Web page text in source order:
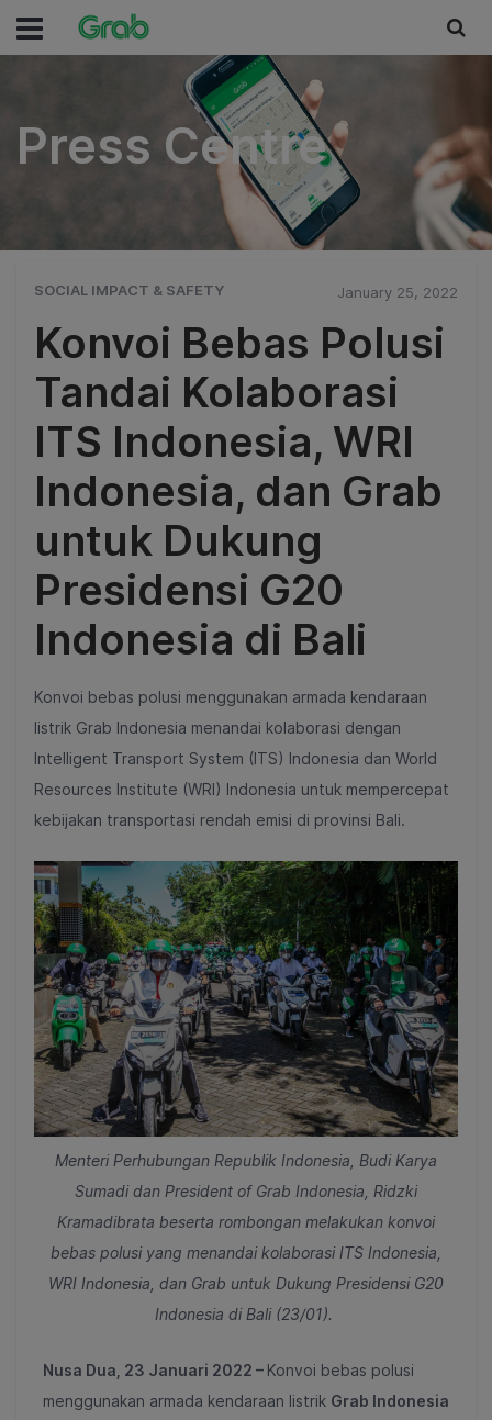
Press Centre
Press Centre
SOCIAL IMPACT & SAFETY January 25, 2022
Konvoi Bebas Polusi
Tandai Kolaborasi
ITS Indonesia, WRI
Indonesia, dan Grab
untuk Dukung
Presidensi G20
Indonesia di Bali
Konvoi bebas polusi menggunakan armada kendaraan
listrik Grab Indonesia menandai kolaborasi dengan
Intelligent Transport System (ITS) Indonesia dan World
Resources Institute (WRI) Indonesia untuk mempercepat
kebijakan transportasi rendah emisi di provinsi Bali.
Menteri Perhubungan Republik Indonesia, Budi Karya
Sumadi dan President of Grab Indonesia, Ridzki
Kramadibrata beserta rombongan melakukan konvoi
bebas polusi yang menandai kolaborasi ITS Indonesia,
WRI Indonesia, dan Grab untuk Dukung Presidensi G20
Indonesia di Bali (23/01).
Nusa Dua, 23 Januari 2022 – Konvoi bebas polusi
menggunakan armada kendaraan listrik Grab Indonesia